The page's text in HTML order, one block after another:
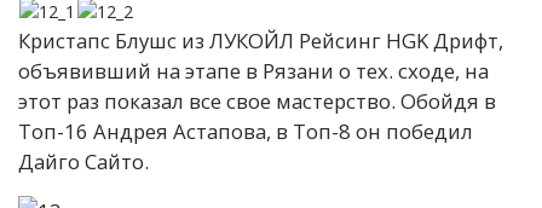
Кристапс Блушс из ЛУКОЙЛ Рейсинг HGK Дрифт,
объявивший на этапе в Рязани о тех. сходе, на
этот раз показал все свое мастерство. Обойдя в
Топ-16 Андрея Астапова, в Топ-8 он победил
Дайго Сайто.